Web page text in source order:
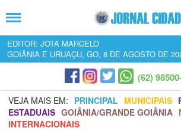
EDITOR: JOTA MARCELO
GOIÂNIA E URUAÇU, GO, 8 DE AGOSTO DE
(62)
VEJA MAIS EM: PRINCIPAL MUNICIPAIS
ESTADUAIS GOIÂNIA/GRANDE GOIÂNIA
INTERNACIONAIS